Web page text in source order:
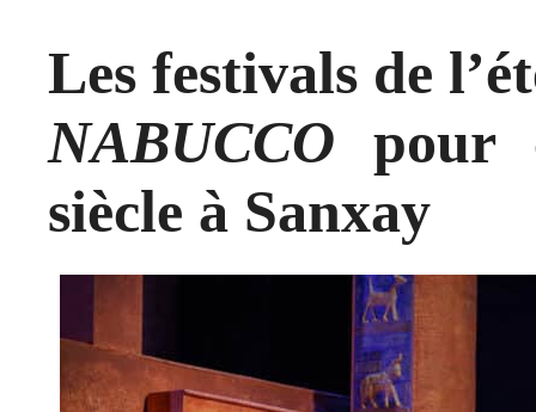
Les festivals de
NABUCCO pour
siècle à Sanxay